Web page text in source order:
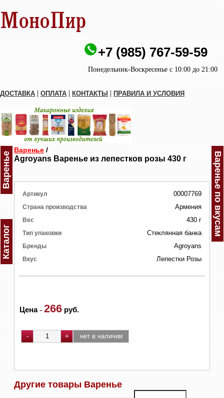
+7 (985) 767-59-59
Понедельник-Воскресенье с 10:00 до 21:00
ДОСТАВКА | ОПЛАТА | КОНТАКТЫ | ПРАВИЛА И УСЛОВИЯ
Варенье
Каталог
Варенье /
Agroyans Варенье из лепестков розы 430 г
Артикул 00007769
Страна производства Армения
Вес 430 г
Тип упаковки Стеклянная банка
Бренды Agroyans
Вкус Лепестки Розы
Цена- 266 руб.
Другие товары Варенье
Варенье по вкусам